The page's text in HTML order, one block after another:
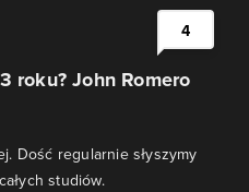
roku? John Romero
Dość regularnie słyszymy
studiów.
4